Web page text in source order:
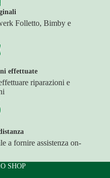
Folletto, Bimby e
effettuate
riparazioni e
a fornire assistenza on-
SHOP